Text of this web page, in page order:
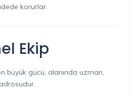
korurlar.
Ekip
büyük gücü, alanında uzman,